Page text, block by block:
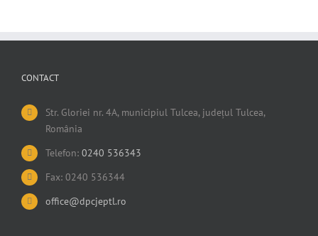
CONTACT
Str. Gloriei nr. 4A, municipiul Tulcea, județul Tulcea,
România
Telefon: 0240 536343
Fax: 0240 536344
office@dpcjeptl.ro